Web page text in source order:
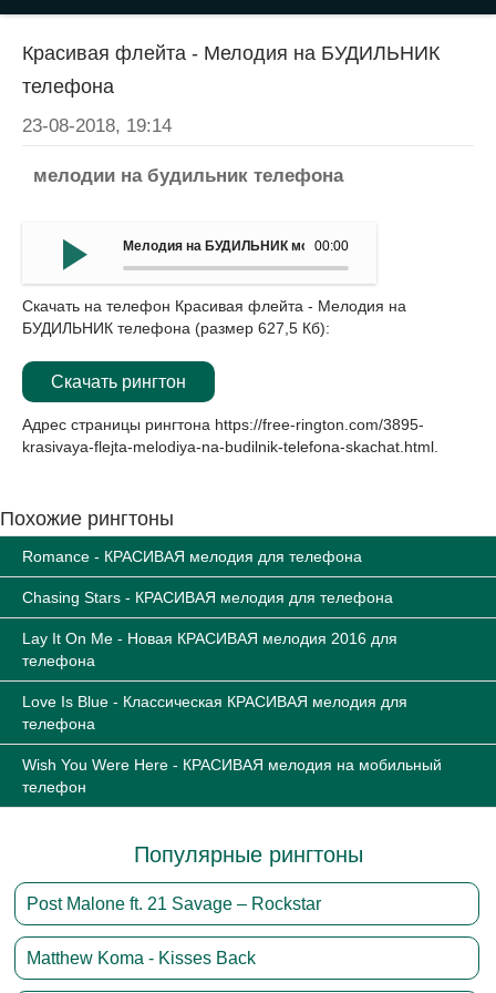
Красивая флейта - Мелодия на БУДИЛЬНИК
телефона
23-08-2018, 19:14
мелодии на будильник телефона
00:00
Мелодия на БУДИЛЬНИК мобильныйа - Красивая
Скачать на телефон Красивая флейта - Мелодия на
БУДИЛЬНИК телефона (размер 627,5 Кб):
Скачать рингтон
Адрес страницы рингтона https://free-rington.com/3895-
krasivaya-flejta-melodiya-na-budilnik-telefona-skachat.html
Похожие рингтоны
Romance - КРАСИВАЯ мелодия для телефона
Chasing Stars - КРАСИВАЯ мелодия для телефона
Lay It On Me - Новая КРАСИВАЯ мелодия 2016 для
телефона
Love Is Blue - Классическая КРАСИВАЯ мелодия для
телефона
Wish You Were Here - КРАСИВАЯ мелодия на мобильный
телефон
Популярные рингтоны
Post Malone ft. 21 Savage – Rockstar
Matthew Koma - Kisses Back